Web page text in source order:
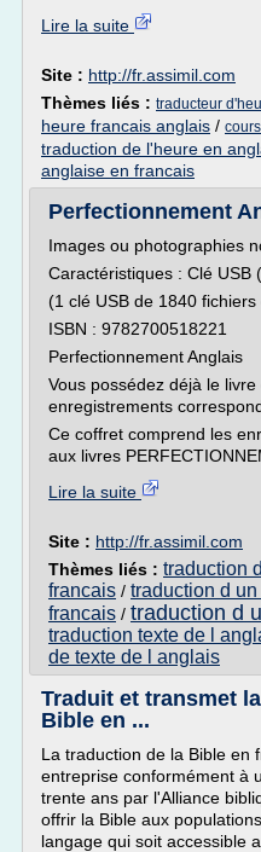
Lire la suite
Site : http://fr.assimil.com
Thèmes liés : traducteur
heure francais anglais /
traduction de l'heure en
anglaise en francais
Perfectionnement
Images ou photographies
Caractéristiques : Clé USB
(1 clé USB de 1840
ISBN : 9782700518221
Perfectionnement Anglais
Vous possédez déjà le
enregistrements
Ce coffret comprend les
aux livres
Lire la suite
Site : http://fr.assimil.com
Thèmes liés : traduction
francais / traduction d
francais / traduction d
traduction texte de l
de texte de l anglais
Traduit et transmet
Bible en ...
La traduction de la Bible en
entreprise conformément à
trente ans par l'Alliance
offrir la Bible aux
langage qui soit accessible